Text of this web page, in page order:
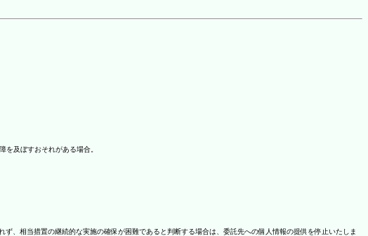
及ぼすおそれがある場合。
、相当措置の継続的な実施の確保が困難であると判断する場合は、委託先への個人情報の提供を停止いたしま